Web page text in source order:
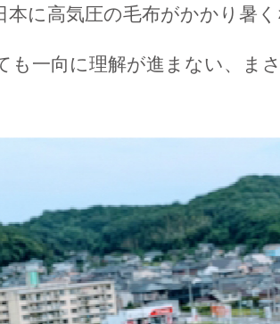
本に高気圧の毛布がかかり暑
も一向に理解が進まない、ま